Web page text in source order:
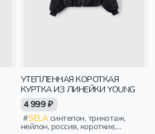
УТЕПЛЕННАЯ КОРОТКАЯ
КУРТКА ИЗ ЛИНЕЙКИ YOUNG
4 999 ₽
SELAсинтепон, трикотаж,
нейлон, россия, короткие,